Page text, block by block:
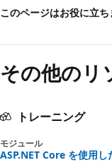
このページはお役に立
その他のリ
トレーニング
モジュール
ASP.NET Core を使用